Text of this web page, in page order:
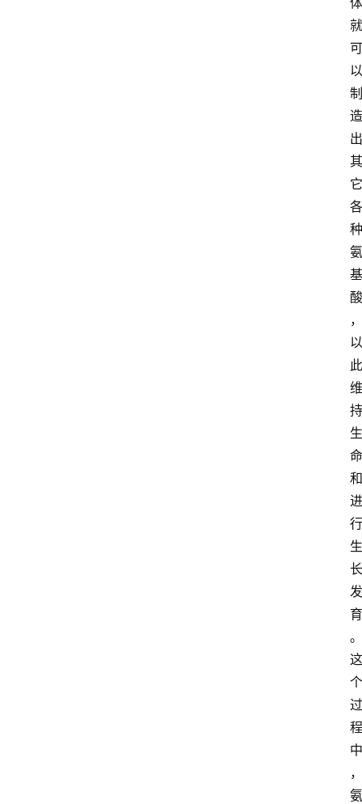
就
可
以
制
造
出
其
它
各
种
氨
基
酸
，
以
此
维
持
生
命
和
进
行
生
长
发
育
。
这
个
过
程
中
，
氨